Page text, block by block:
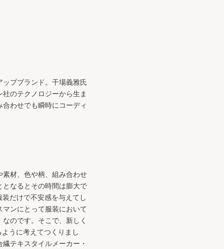
プブランド。干場義雅氏
のテクノロジーから生ま
わせでも瞬時にコーディ
材、色や柄、組み合わせ
なるとその時間は膨大で
だけで不安感を与えてし
ンにとって服装において
のです。そこで、新しく
うに考えてつくりまし
テキスタイルメーカー・